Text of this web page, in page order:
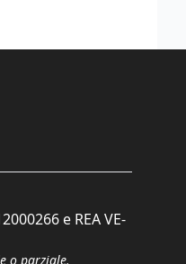
e REA VE-
o parziale.